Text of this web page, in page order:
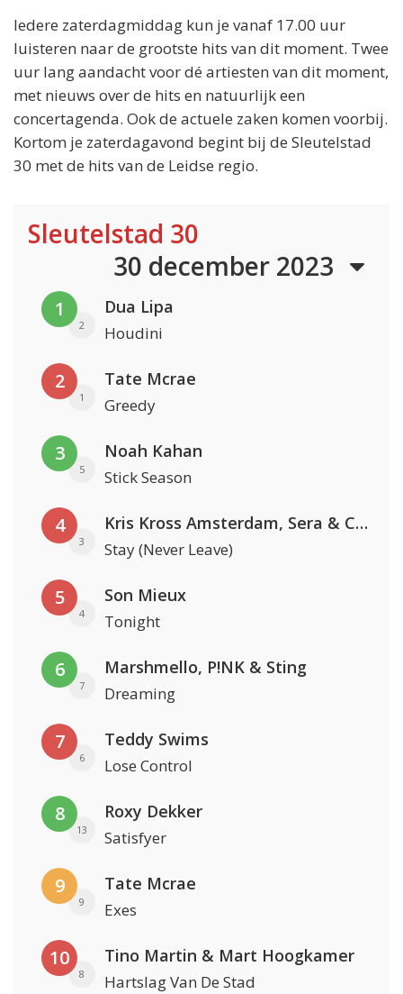
Iedere zaterdagmiddag kun je vanaf 17.00 uur
luisteren naar de grootste hits van dit moment. Twee
uur lang aandacht voor dé artiesten van dit moment,
met nieuws over de hits en natuurlijk een
concertagenda. Ook de actuele zaken komen voorbij.
Kortom je zaterdagavond begint bij de Sleutelstad
30 met de hits van de Leidse regio.
Sleutelstad 30
30 december 2023
1
2
Dua Lipa
Houdini
2
1
Tate Mcrae
Greedy
3
5
Noah Kahan
Stick Season
4
3
Kris Kross Amsterdam, Sera & Conor Maynard
Stay (Never Leave)
5
4
Son Mieux
Tonight
6
7
Marshmello, P!NK & Sting
Dreaming
7
6
Teddy Swims
Lose Control
8
13
Roxy Dekker
Satisfyer
9
9
Tate Mcrae
Exes
10
8
Tino Martin & Mart Hoogkamer
Hartslag Van De Stad